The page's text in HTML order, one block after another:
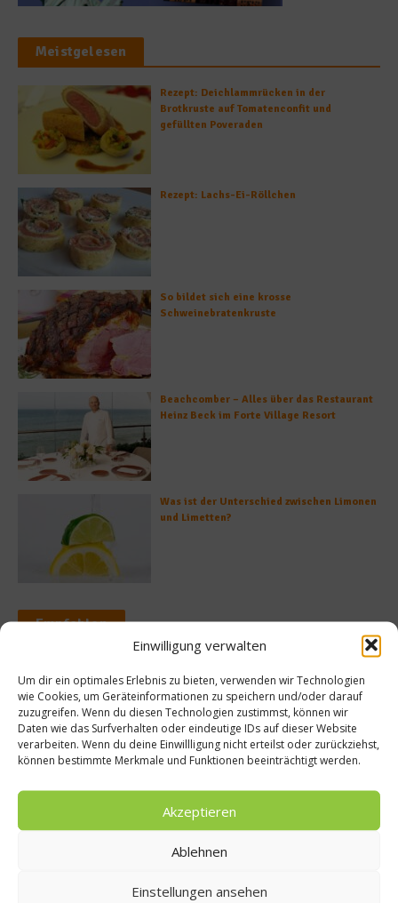
Einwilligung verwalten
Um dir ein optimales Erlebnis zu bieten, verwenden wir Technologien
wie Cookies, um Geräteinformationen zu speichern und/oder darauf
zuzugreifen. Wenn du diesen Technologien zustimmst, können wir
Daten wie das Surfverhalten oder eindeutige IDs auf dieser Website
verarbeiten. Wenn du deine Einwillligung nicht erteilst oder zurückziehst,
können bestimmte Merkmale und Funktionen beeinträchtigt werden.
Akzeptieren
Ablehnen
Einstellungen ansehen
Meistgelesen
Rezept: Deichlammrücken in der
Brotkruste auf Tomatenconfit und
gefüllten Poveraden
Rezept: Lachs-Ei-Röllchen
So bildet sich eine krosse
Schweinebratenkruste
Beachcomber – Alles über das Restaurant
Heinz Beck im Forte Village Resort
Was ist der Unterschied zwischen Limonen
und Limetten?
Empfohlen
Reise
„Constance Stay
Wiedersehen im
Ozean